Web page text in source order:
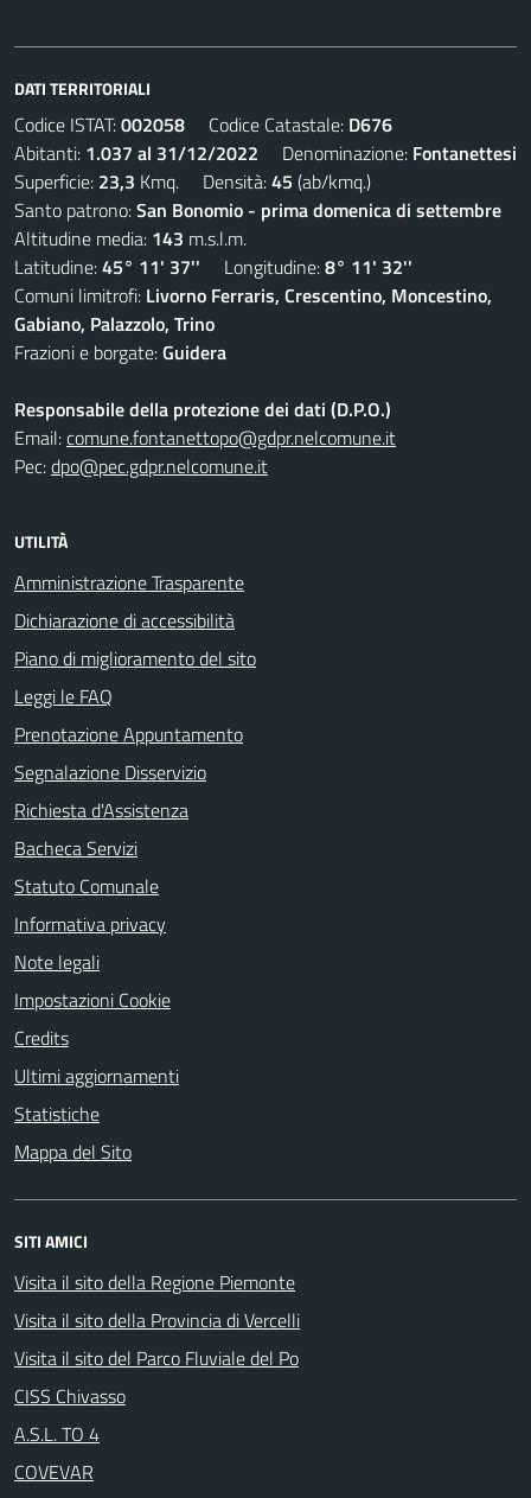
DATI TERRITORIALI
Codice ISTAT:002058 Codice Catastale: D676
Abitanti: 1.037 al 31/12/2022 Denominazione: Fontanettesi
Superficie: 23,3 Kmq. Densità:45 (ab/kmq.)
Santo patrono:San Bonomio - prima domenica di settembre
Altitudine media: 143 m.s.l.m.
Latitudine:45° 11' 37'' Longitudine:8° 11' 32''
Comuni limitrofi: Livorno Ferraris, Crescentino, Moncestino,
Gabiano, Palazzolo, Trino
Frazioni e borgate:Guidera
Responsabile della protezione dei dati (D.P.O.)
Email:comune.fontanettopo@gdpr.nelcomune.it
Pec:dpo@pec.gdpr.nelcomune.it
UTILITÀ
Amministrazione Trasparente
Dichiarazione di accessibilità
Piano di miglioramento del sito
Leggi le FAQ
Prenotazione Appuntamento
Segnalazione Disservizio
Richiesta d'Assistenza
Bacheca Servizi
Statuto Comunale
Informativa privacy
Note legali
Impostazioni Cookie
Credits
Ultimi aggiornamenti
Statistiche
Mappa del Sito
SITI AMICI
Visita il sito della Regione Piemonte
Visita il sito della Provincia di Vercelli
Visita il sito del Parco Fluviale del Po
CISS Chivasso
A.S.L. TO 4
COVEVAR